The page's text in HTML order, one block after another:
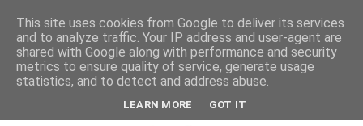
This site uses cookies from Google to deliver its services
and to analyze traffic. Your IP address and user-agent are
shared with Google along with performance and security
metrics to ensure quality of service, generate usage
statistics, and to detect and address abuse.
LEARN MORE GOT IT